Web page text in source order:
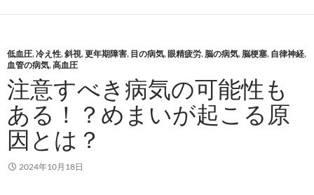
低血圧,冷え性,斜視,更年期障害, 目の病気, 眼精疲労, 脳の病気, 脳梗塞, 自律神経,
血管の病気,高血圧
注意すべき病気の可能性も
ある！？めまいが起こる原
因とは？
2024年10月18日